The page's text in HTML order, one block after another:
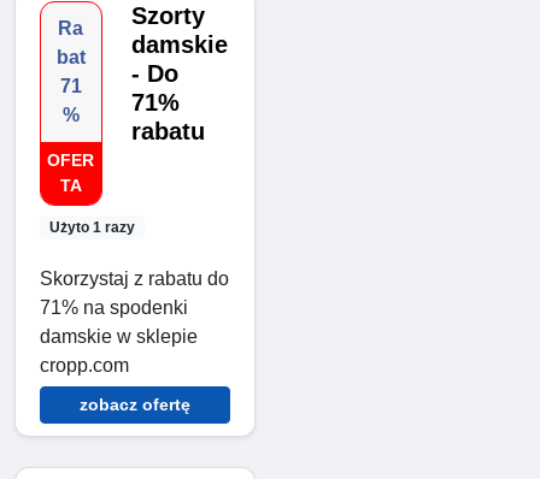
Ra
bat
71
%
OFER
TA
Użyto 1 razy
Szorty
damskie
- Do
71%
rabatu
Skorzystaj z rabatu do
71% na spodenki
damskie w sklepie
cropp.com
zobacz ofertę